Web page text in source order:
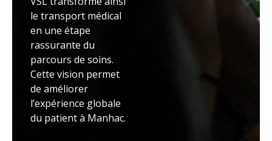
le transport médical
en une étape
rassurante du
parcours de soins.
Cette vision permet
de améliorer
l’expérience globale
du patient à Manhac.